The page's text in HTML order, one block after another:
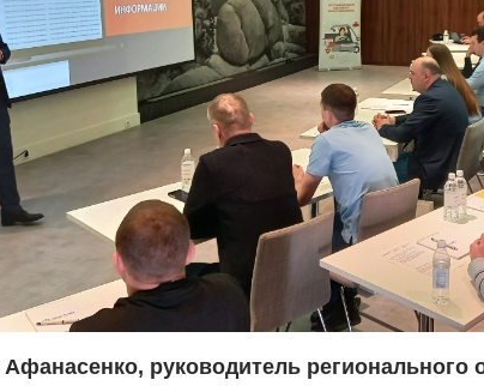
Афанасенко, руководитель